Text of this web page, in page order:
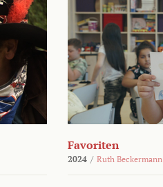
Favoriten
2024 / Ruth Beckermann